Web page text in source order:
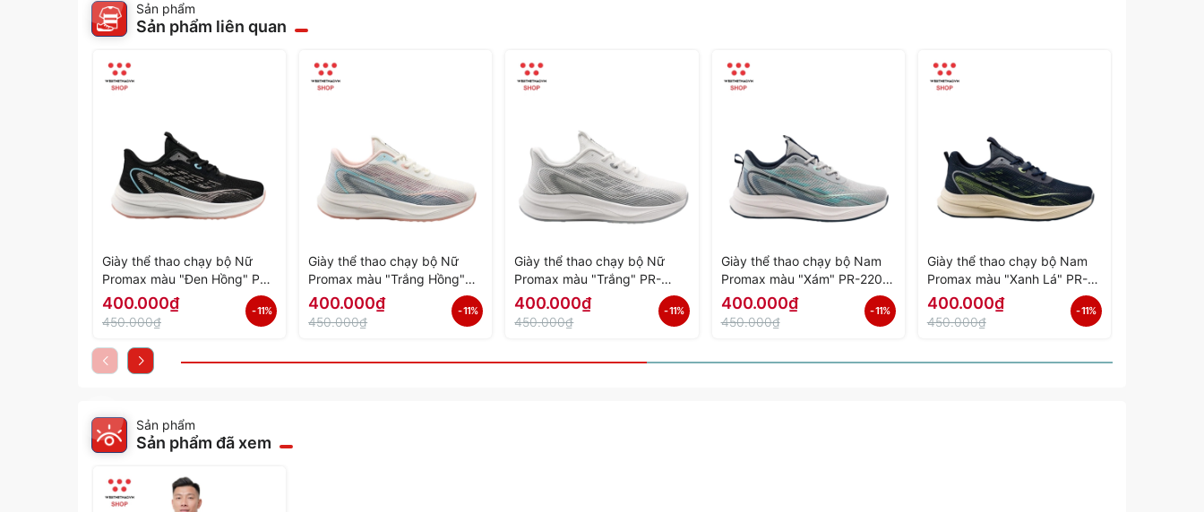
Sản phẩm
Sản phẩm liên quan
Giày thể thao chạy bộ Nữ
Promax màu "Đen Hồng" PR-
2206-06 - Hàng Chính Hãng
400.000₫
450.000₫
- 11%
Giày thể thao chạy bộ Nữ
Promax màu "Trắng Hồng"
PR-2206-05 - Hàng Chính
Hãng
400.000₫
450.000₫
- 11%
Giày thể thao chạy bộ Nữ
Promax màu "Trắng" PR-
2206-04 - Hàng Chính Hãng
400.000₫
450.000₫
- 11%
Giày thể thao chạy bộ Nam
Promax màu "Xám" PR-2206-
03 - Hàng Chính Hãng
400.000₫
450.000₫
- 11%
Giày thể thao chạy bộ Nam
Promax màu "Xanh Lá" PR-
2206-02 - Hàng Chính Hãng
400.000₫
450.000₫
- 11%
Sản phẩm
Sản phẩm đã xem